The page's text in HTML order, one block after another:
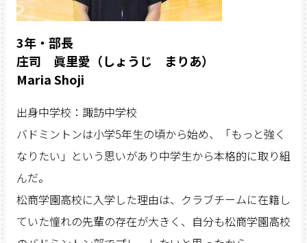
3年・部長
庄司 眞里愛（しょうじ まりあ）
Maria Shoji
出身中学校：諏訪中学校
バドミントンは小学5年生の頃から始め、「もっと強く
なりたい」という思いがあり中学生から本格的に取り組
んだ。
松商学園高校に入学した理由は、クラブチームに在籍し
ていた憧れの先輩の存在が大きく、自分も松商学園高校